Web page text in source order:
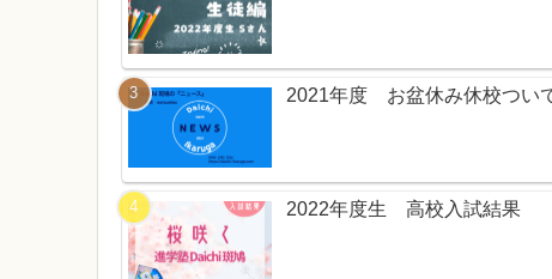
2021年度 お盆休み休校つい
2022年度生 高校入試結果